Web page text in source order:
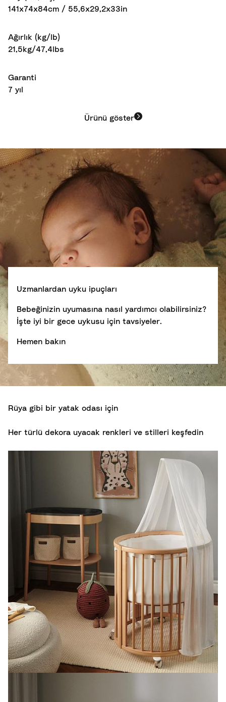
141x74x84cm / 55,6x29,2x33in
Ağırlık (kg/lb)
21,5kg/47,4lbs
Garanti
7 yıl
Ürünü göster
Uzmanlardan uyku ipuçları
Bebeğinizin uyumasına nasıl yardımcı olabilirsiniz?
İşte iyi bir gece uykusu için tavsiyeler.
Hemen bakın
Rüya gibi bir yatak odası için
Her türlü dekora uyacak renkleri ve stilleri keşfedin